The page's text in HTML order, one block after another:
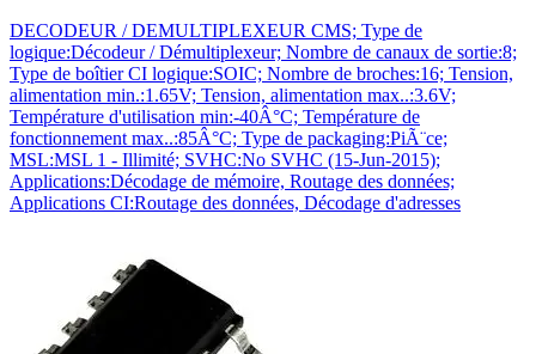
DECODEUR / DEMULTIPLEXEUR CMS; Type de
logique:Décodeur / Démultiplexeur; Nombre de canaux de sortie:8;
Type de boîtier CI logique:SOIC; Nombre de broches:16; Tension,
alimentation min.:1.65V; Tension, alimentation max..:3.6V;
Température d'utilisation min:-40Â°C; Température de
fonctionnement max..:85Â°C; Type de packaging:PiÃ¨ce;
MSL:MSL 1 - Illimité; SVHC:No SVHC (15-Jun-2015);
Applications:Décodage de mémoire, Routage des données;
Applications CI:Routage des données, Décodage d'adresses